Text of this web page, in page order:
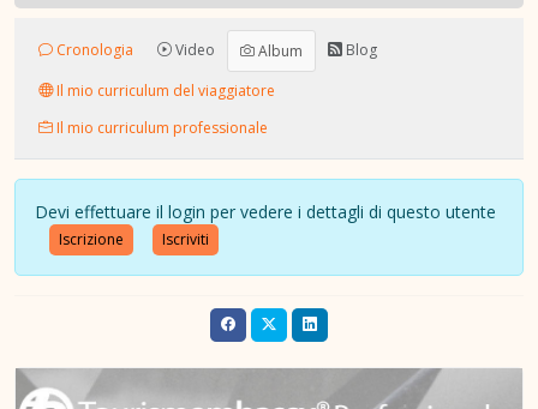
Cronologia Video Album
Blog
Il mio curriculum del viaggiatore
Il mio curriculum professionale
Devi effettuare il login per vedere i dettagli di questo utente
Iscrizione Iscriviti